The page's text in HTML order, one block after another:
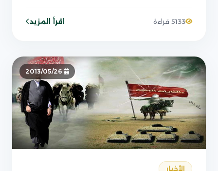
5133 قراءة اقرأ المزيد
الأخبار